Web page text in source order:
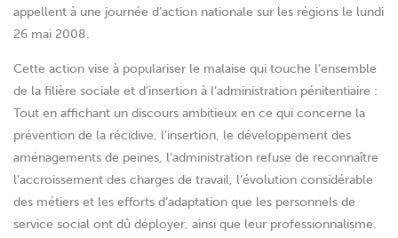
appellent à une journée d’action nationale sur les régions le lundi
26 mai 2008.
Cette action vise à populariser le malaise qui touche l’ensemble
de la filière sociale et d’insertion à l’administration pénitentiaire :
Tout en affichant un discours ambitieux en ce qui concerne la
prévention de la récidive, l’insertion, le développement des
aménagements de peines, l’administration refuse de reconnaître
l’accroissement des charges de travail, l’évolution considérable
des métiers et les efforts d’adaptation que les personnels de
service social ont dû déployer, ainsi que leur professionnalisme.